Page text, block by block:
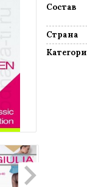
Состав
Страна